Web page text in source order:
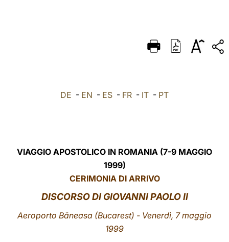
DEUTSCH
العربيّة DE - EN - ES - FR - IT - PT
VIAGGIO APOSTOLICO IN ROMANIA (7-9 MAGGIO
1999)
CERIMONIA DI ARRIVO
DISCORSO DI GIOVANNI PAOLO II
Aeroporto Băneasa (Bucarest) - Venerdì, 7 maggio
1999